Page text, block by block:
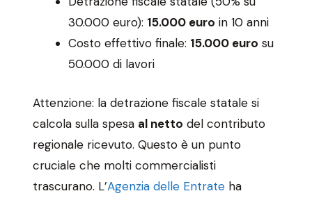
30.000 euro): 15.000 euro in 10 anni
Costo effettivo finale: 15.000 euro su
50.000 di lavori
Attenzione: la detrazione fiscale statale si
calcola sulla spesa al netto del contributo
regionale ricevuto. Questo è un punto
cruciale che molti commercialisti
trascurano. L’Agenzia delle Entrate ha